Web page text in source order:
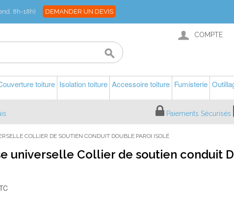
8h-18h) DEMANDER UN DEVIS
COMPTE
toiture Isolation toiture Accessoire toiture Fumisterie
Paiements Sécurisés
COLLIER DE SOUTIEN CONDUIT DOUBLE PAROI ISOLÉ
universelle Collier de soutien conduit